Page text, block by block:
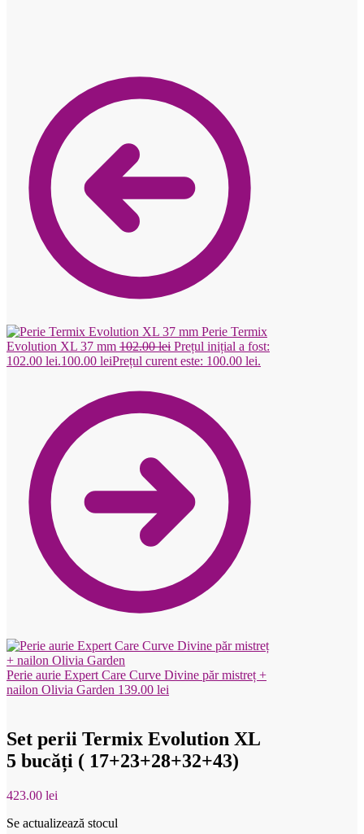
Perie Termix
Evolution XL 37 mm 102.00lei Prețul inițial a fost:
102.00 lei.100.00 leiPrețul curent este: 100.00 lei.
Perie aurie Expert Care Curve Divine păr mistreț +
nailon Olivia Garden 139.00 lei
Set perii Termix Evolution XL
5 bucăți ( 17+23+28+32+43)
423.00 lei
Se actualizează stocul